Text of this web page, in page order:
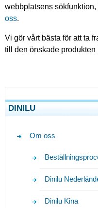
webbplatsens
oss.
Vi gör vårt bästa för att ta
till den önskade produkten
DINILU
Om oss
Dinilu
Dinilu Kina